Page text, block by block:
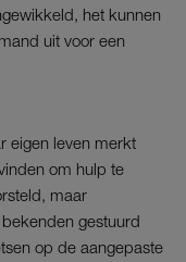
het kunnen
uit voor een
eigen leven merkt
om hulp te
maar
gestuurd
op de aangepaste